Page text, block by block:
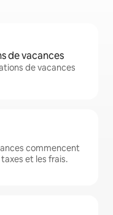
de vacances
de vacances
commencent
et les frais.